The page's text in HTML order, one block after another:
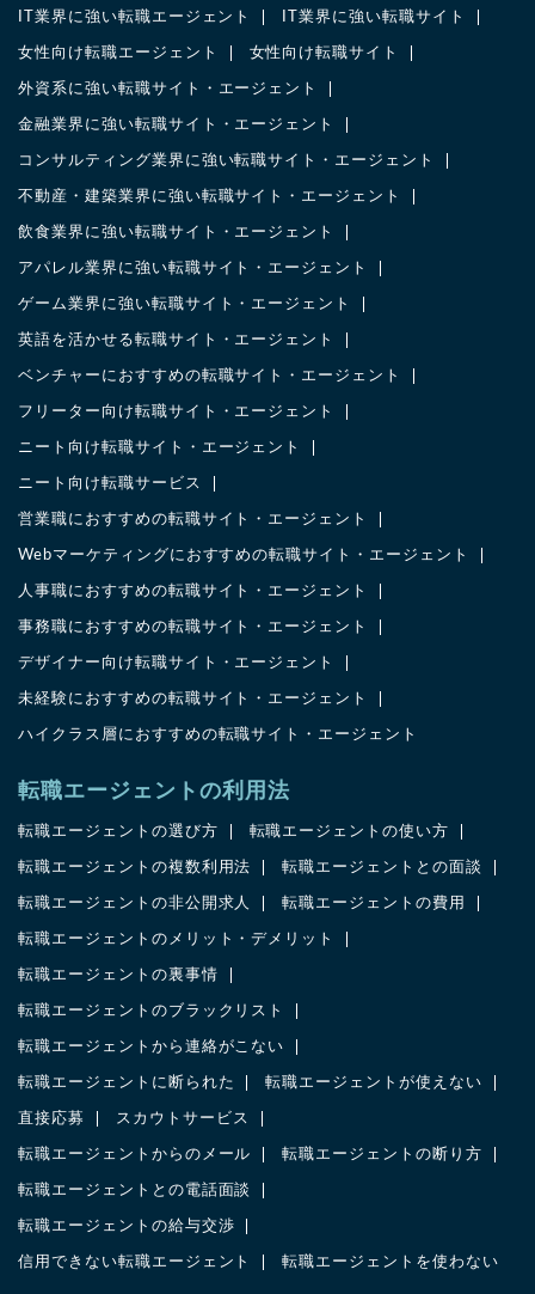
IT業界に強い転職エージェント IT業界に強い転職サイト
女性向け転職エージェント 女性向け転職サイト
外資系に強い転職サイト・エージェント
金融業界に強い転職サイト・エージェント
コンサルティング業界に強い転職サイト・エージェント
不動産・建築業界に強い転職サイト・エージェント
飲食業界に強い転職サイト・エージェント
アパレル業界に強い転職サイト・エージェント
ゲーム業界に強い転職サイト・エージェント
英語を活かせる転職サイト・エージェント
ベンチャーにおすすめの転職サイト・エージェント
フリーター向け転職サイト・エージェント
ニート向け転職サイト・エージェント
ニート向け転職サービス
営業職におすすめの転職サイト・エージェント
Webマーケティングにおすすめの転職サイト・エージェント
人事職におすすめの転職サイト・エージェント
事務職におすすめの転職サイト・エージェント
デザイナー向け転職サイト・エージェント
未経験におすすめの転職サイト・エージェント
ハイクラス層におすすめの転職サイト・エージェント
転職エージェントの利用法
転職エージェントの選び方 転職エージェントの使い方
転職エージェントの複数利用法 転職エージェントとの面談
転職エージェントの非公開求人 転職エージェントの費用
転職エージェントのメリット・デメリット
転職エージェントの裏事情
転職エージェントのブラックリスト
転職エージェントから連絡がこない
転職エージェントに断られた 転職エージェントが使えない
直接応募 スカウトサービス
転職エージェントからのメール 転職エージェントの断り方
転職エージェントとの電話面談
転職エージェントの給与交渉
信用できない転職エージェント 転職エージェントを使わない